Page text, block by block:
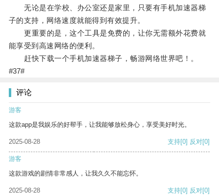
无论是在学校、办公室还是家里，只要有手机加速器梯
子的支持，网络速度就能得到有效提升。
更重要的是，这个工具是免费的，让你无需额外花费就
能享受到高速网络的便利。
赶快下载一个手机加速器梯子，畅游网络世界吧！。
#37#
评论
游客
这款app是我娱乐的好帮手，让我能够放松身心，享受美好时光。
2025-08-28 支持[0] 反对[0]
游客
这款游戏的剧情非常感人，让我久久不能忘怀。
2025-08-28 支持[0] 反对[0]